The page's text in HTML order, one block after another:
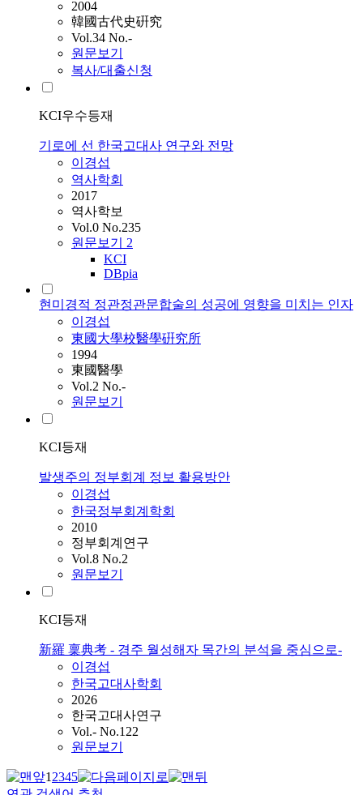
2004
韓國古代史硏究
Vol.34 No.-
원문보기
복사/대출신청
KCI우수등재
기로에 선 한국고대사 연구와 전망
이경섭
역사학회
2017
역사학보
Vol.0 No.235
원문보기 2
KCI
DBpia
현미경적 정관정관문합술의 성공에 영향을 미치는 인자
이경섭
東國大學校醫學硏究所
1994
東國醫學
Vol.2 No.-
원문보기
KCI등재
발생주의 정부회계 정보 활용방안
이경섭
한국정부회계학회
2010
정부회계연구
Vol.8 No.2
원문보기
KCI등재
新羅 稟典考 - 경주 월성해자 목간의 분석을 중심으로-
이경섭
한국고대사학회
2026
한국고대사연구
Vol.- No.122
원문보기
12345